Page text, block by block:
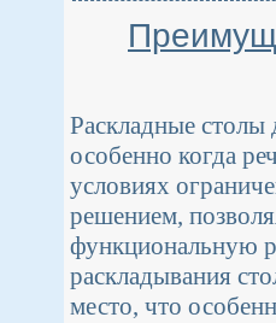
Раскладные
особенно когда
условиях
решением,
функциональную
раскладывания
место, что